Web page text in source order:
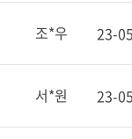
조*우 23-
서*원 23-